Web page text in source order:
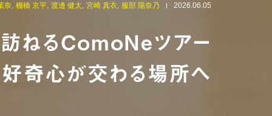
奈, 棚橋 京平, 渡邊 健太, 宮崎 真衣, 服部 陽奈乃 2026.06.05
ねるComoNeツアー
奇心が交わる場所へ